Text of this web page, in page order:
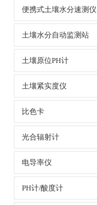
便携式土壤水分速测仪
土壤水分自动监测站
土壤原位PH计
土壤紧实度仪
比色卡
光合辐射计
电导率仪
PH计/酸度计